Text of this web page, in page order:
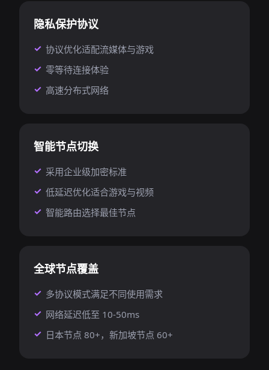
隐私保护协议
协议优化适配流媒体与游戏
零等待连接体验
高速分布式网络
智能节点切换
采用企业级加密标准
低延迟优化适合游戏与视频
智能路由选择最佳节点
全球节点覆盖
多协议模式满足不同使用需求
网络延迟低至 10-50ms
日本节点 80+，新加坡节点 60+